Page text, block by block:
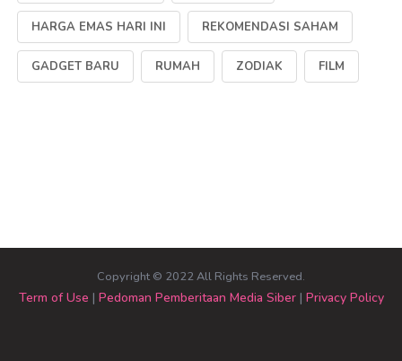
HARGA EMAS HARI INI REKOMENDASI SAHAM
GADGET BARU RUMAH ZODIAK FILM
Copyright © 2022 All Rights Reserved.
Term of Use | Pedoman Pemberitaan Media Siber| Privacy Policy